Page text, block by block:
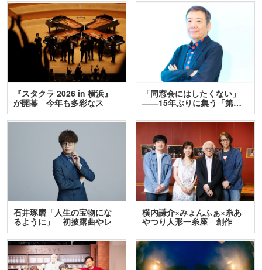
『スタクラ 2026 in 横浜』
が開幕 今年も多彩なス
テ…
「同窓会にはしたくない」
――15年ぶりに集う「第…
石井琢磨「人生の宝物にな
るように」 初披露曲やレ
ア…
横内謙介×みょんふぁ×糸あ
やつり人形一糸座 創作
人…